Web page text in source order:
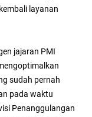
layanan
jajaran PMI
sudah pernah
pada waktu
Penanggulangan